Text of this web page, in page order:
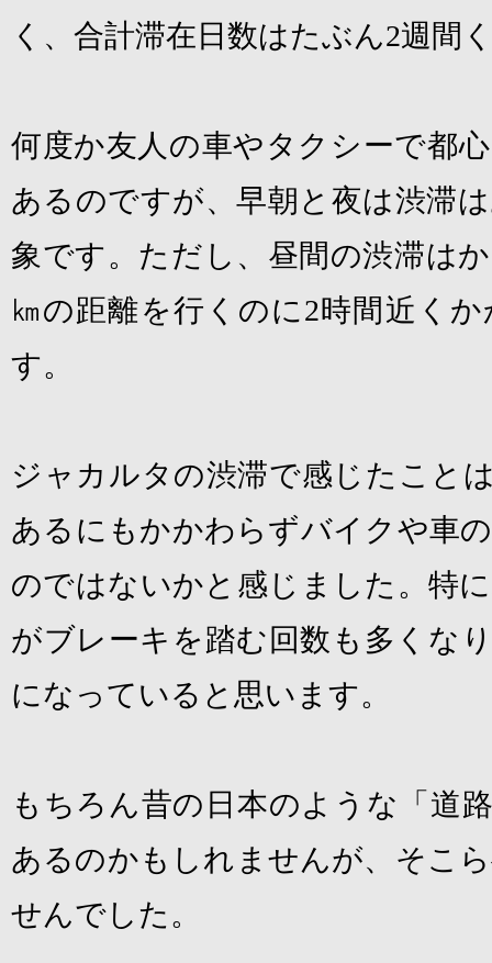
く、合計滞在日数はたぶん2週間
何度か友人の車やタクシーで都
あるのですが、早朝と夜は渋滞
象です。ただし、昼間の渋滞は
㎞の距離を行くのに2時間近く
す。
ジャカルタの渋滞で感じたこと
あるにもかかわらずバイクや車
のではないかと感じました。特
がブレーキを踏む回数も多くな
になっていると思います。
もちろん昔の日本のような「道
あるのかもしれませんが、そこ
せんでした。